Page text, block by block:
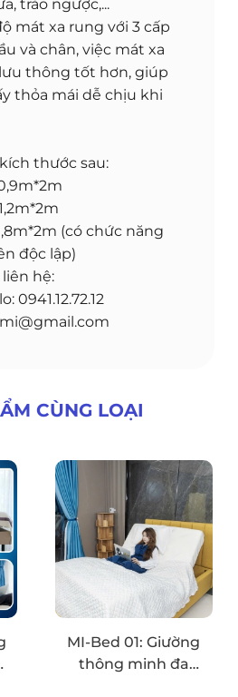
trào ngược,...
mát xa rung với 3 cấp
và chân, việc mát xa
thông tốt hơn, giúp
thỏa mái dễ chịu khi
thước sau:
(có chức năng
độc lập)
hệ:
0941.12.72.12
CÙNG LOẠI
MI-Bed 01: Giường
thông minh đa